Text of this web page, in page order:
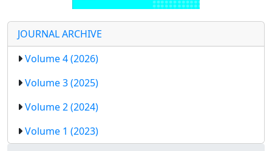
JOURNAL ARCHIVE
Volume 4 (2026)
Volume 3 (2025)
Volume 2 (2024)
Volume 1 (2023)